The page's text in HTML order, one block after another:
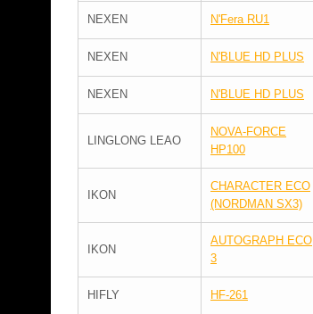
NEXEN N'Fera RU1
NEXEN N'BLUE HD PLUS
NEXEN N'BLUE HD PLUS
LINGLONG LEAO
NOVA-FORCE
HP100
IKON
CHARACTER ECO
(NORDMAN SX3)
IKON
AUTOGRAPH ECO
3
HIFLY HF-261